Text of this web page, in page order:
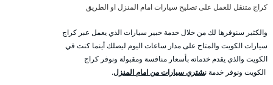
كراج متنقل للعمل على تصليح سيارات امام المنزل او الطريق
والكثير سنوفرها لك من خلال خدمة خبير سيارات الذي يعمل عبر كراج
سيارات الكويت والمتاح على مدار ساعات اليوم ليصلك أينما كنت في
الكويت والذي يقدم خدماته بأسعار منافسة ومقبولة ونوفر كراج
الكويت ونوفر خدمة نشتري سيارات من امام المنزل.